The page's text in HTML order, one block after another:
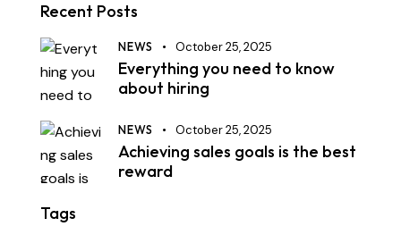
Recent Posts
NEWS October 25, 2025
Everything you need to know
about hiring
NEWS October 25, 2025
Achieving sales goals is the best
reward
Tags